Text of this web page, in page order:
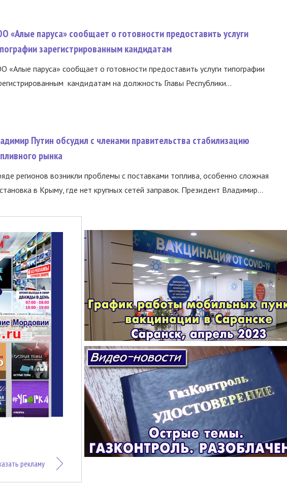
«Алые паруса» сообщает о готовности предоставить услуги
зарегистрированным кандидатам
«Алые паруса» сообщает о готовности предоставить услуги типографии
кандидатам на должность Главы Республики...
Путин обсудил с членами правительства стабилизацию
рынка
регионов возникли проблемы с поставками топлива, особенно сложная
в Крыму, где нет крупных сетей заправок. Президент Владимир...
рекламу